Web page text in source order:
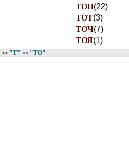
ТОП(22)
ТОТ(3)
ТОЧ(7)
ТОЯ(1)
>> "Т" >> "ТО"